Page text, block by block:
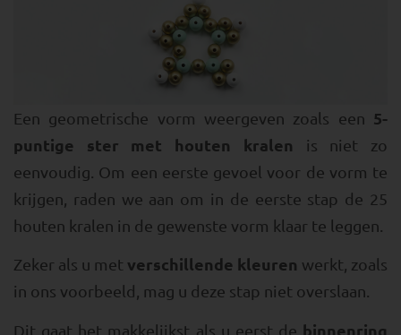
Een geometrische vorm weergeven zoals een 5-
puntige ster met houten kralen is niet zo
eenvoudig. Om een eerste gevoel voor de vorm te
krijgen, raden we aan om in de eerste stap de 25
houten kralen in de gewenste vorm klaar te leggen.
Zeker als u met verschillende kleuren werkt, zoals
in ons voorbeeld, mag u deze stap niet overslaan.
Dit gaat het makkelijkst als u eerst de binnenring